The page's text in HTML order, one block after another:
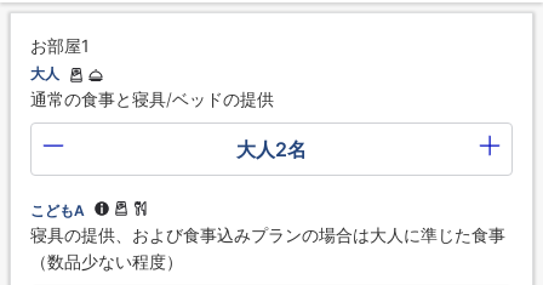
お部屋1
大人
通常の食事と寝具/ベッドの提供
大人2名
こどもA
寝具の提供、および食事込みプランの場合は大人に準じた食事
（数品少ない程度）